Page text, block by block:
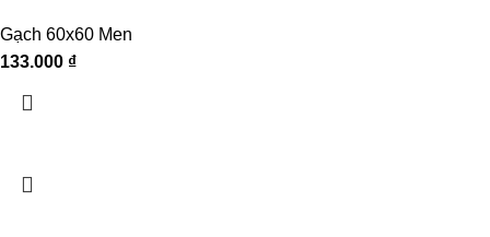
Gạch 60x60 Men
133.000 ₫